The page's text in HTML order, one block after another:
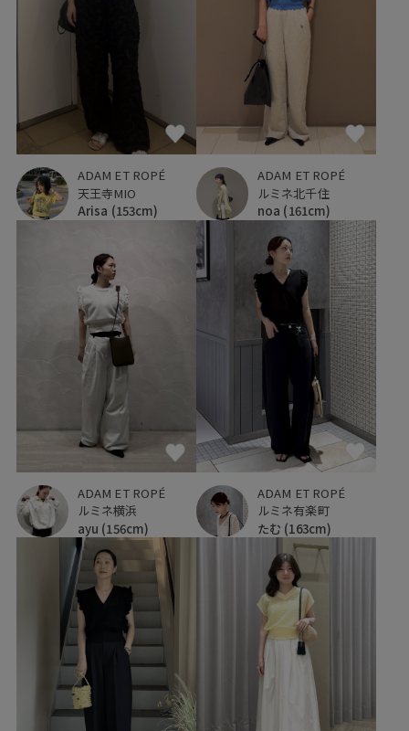
ADAM ET ROPÉ
天王寺MIO
Arisa (153cm)
ADAM ET ROPÉ
ルミネ北千住
noa (161cm)
ADAM ET ROPÉ
ルミネ横浜
ayu (156cm)
ADAM ET ROPÉ
ルミネ有楽町
たむ (163cm)